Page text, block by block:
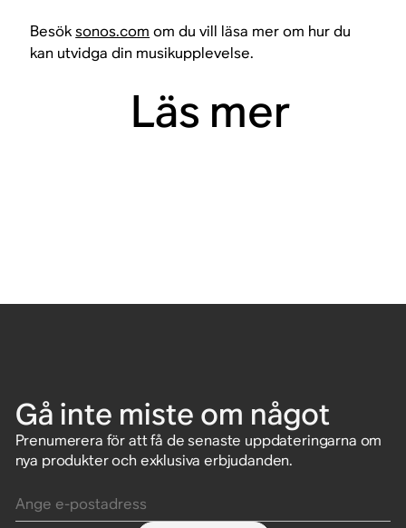
Besöksonos.com om du vill läsa mer om hur du
kan utvidga din musikupplevelse.
Läs mer
Gå inte miste om något
Prenumerera för att få de senaste uppdateringarna om
nya produkter och exklusiva erbjudanden.